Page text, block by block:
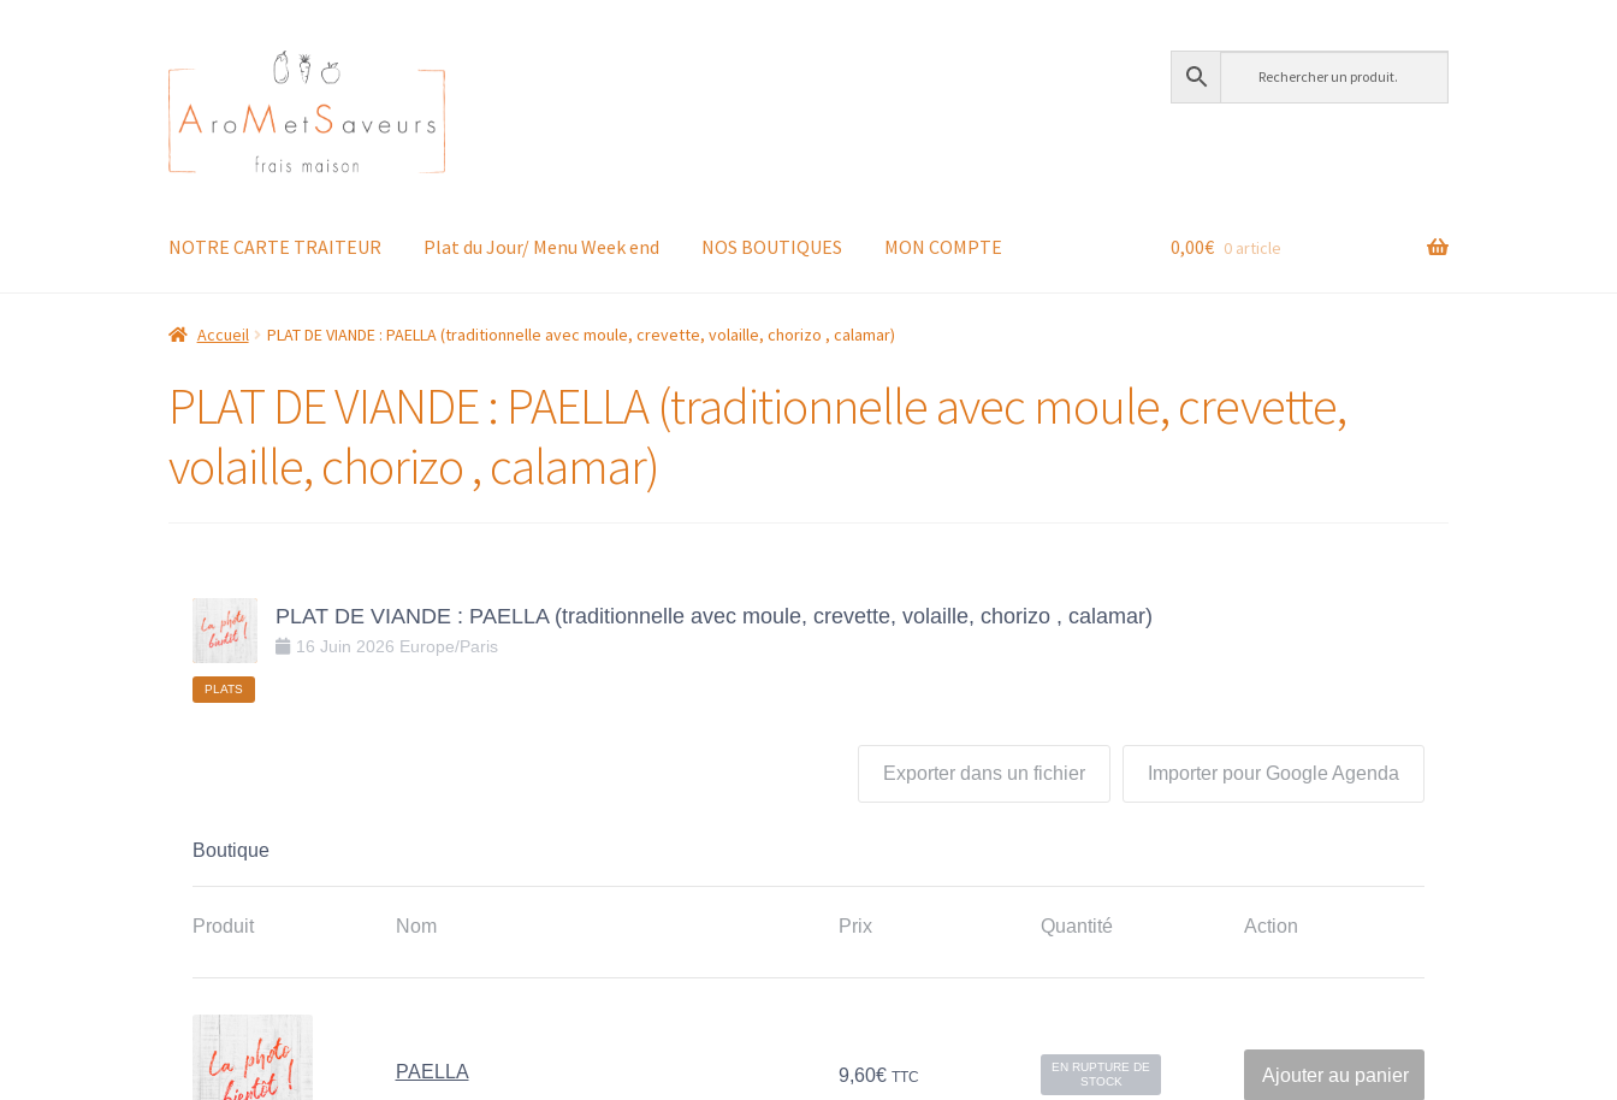
Aller
à
la
navigation
Aller
au
contenu
NOTRE CARTE TRAITEUR Plat du Jour/ Menu Week end NOS BOUTIQUES MON COMPTE 0,00€ 0 article
Accueil PLAT DE VIANDE : PAELLA (traditionnelle avec moule, crevette, volaille, chorizo , calamar)
PLAT DE VIANDE : PAELLA (traditionnelle avec moule, crevette,
volaille, chorizo , calamar)
PLAT DE VIANDE : PAELLA (traditionnelle avec moule, crevette, volaille, chorizo , calamar)
16 Juin 2026 Europe/Paris
PLATS
Exporter dans un fichier Importer pour Google Agenda
Boutique
Produit Nom Prix Quantité Action
PAELLA 9,60€ TTC
EN RUPTURE DE
STOCK
Ajouter au panier